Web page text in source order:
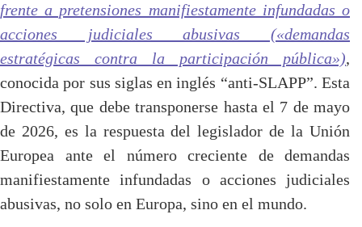
frente a pretensiones manifiestamente infundadas o
acciones judiciales abusivas («demandas
estratégicas contra la participación pública»),
conocida por sus siglas en inglés “anti-SLAPP”. Esta
Directiva, que debe transponerse hasta el 7 de mayo
de 2026, es la respuesta del legislador de la Unión
Europea ante el número creciente de demandas
manifiestamente infundadas o acciones judiciales
abusivas, no solo en Europa, sino en el mundo.